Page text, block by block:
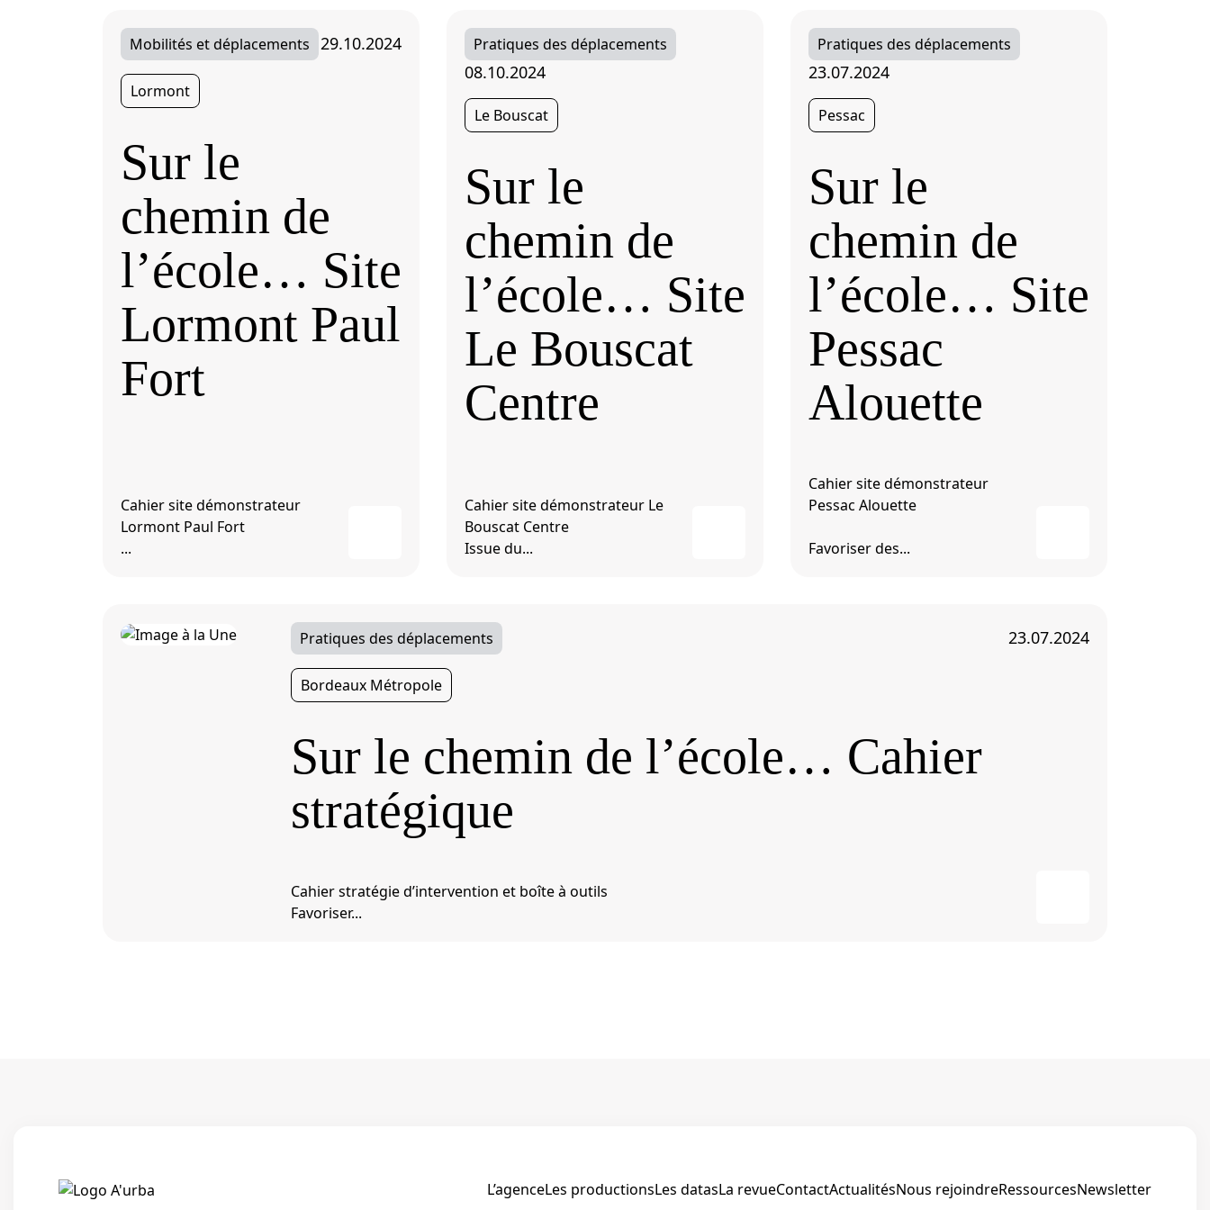
Mobilités et déplacements 29.10.2024
Lormont
Sur le
chemin de
l’école… Site
Lormont Paul
Fort
Cahier site démonstrateur
Lormont Paul Fort
...
Pratiques des déplacements
08.10.2024
Le Bouscat
Sur le
chemin de
l’école… Site
Le Bouscat
Centre
Cahier site démonstrateur Le
Bouscat Centre
Issue du...
Pratiques des déplacements
23.07.2024
Pessac
Sur le
chemin de
l’école… Site
Pessac
Alouette
Cahier site démonstrateur
Pessac Alouette
Favoriser des...
Pratiques des déplacements 23.07.2024
Bordeaux Métropole
Sur le chemin de l’école… Cahier
stratégique
Cahier stratégie d’intervention et boîte à outils
Favoriser...
L’agenceLes productionsLes datasLa revueContactActualitésNous rejoindreRessourcesNewsletter